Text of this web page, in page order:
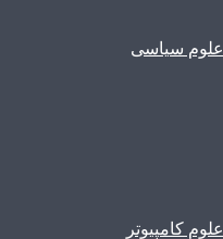
علوم سیاسی
علوم کامپیوتر